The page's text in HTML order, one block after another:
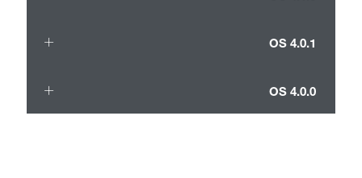
OS 4.0.1
OS 4.0.0